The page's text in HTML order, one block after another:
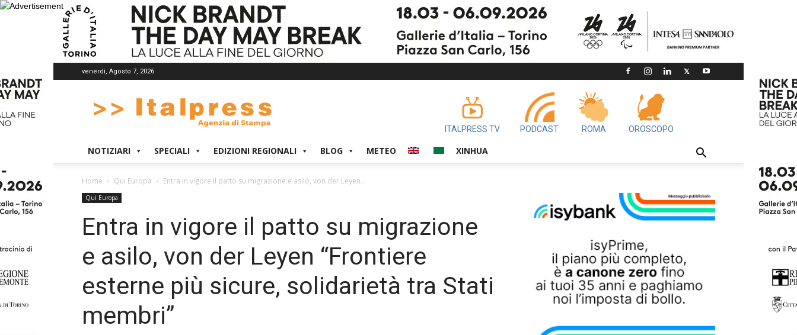
venerdì, Agosto 7, 2026
ITALPRESS TV PODCAST ROMA OROSCOPO
NOTIZIARI SPECIALI EDIZIONI REGIONALI BLOG METEO XINHUA
Home Qui Europa Entra in vigore il patto su migrazione e asilo, von der Leyen...
Qui Europa
Entra in vigore il patto su migrazione
e asilo, von der Leyen “Frontiere
esterne più sicure, solidarietà tra Stati
membri”